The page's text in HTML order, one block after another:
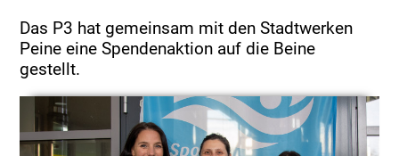
Das P3 hat gemeinsam mit den Stadtwerken
Peine eine Spendenaktion auf die Beine
gestellt.